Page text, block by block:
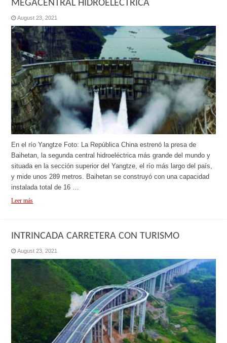
MEGACENTRAL HIDROELÉCTRICA
August 23, 2021
En el río Yangtze Foto: La República China estrenó la presa de
Baihetan, la segunda central hidroeléctrica más grande del mundo y
situada en la sección superior del Yangtze, el río más largo del país,
y mide unos 289 metros. Baihetan se construyó con una capacidad
instalada total de 16 …
Leer más
INTRINCADA CARRETERA CON TURISMO
August 23, 2021